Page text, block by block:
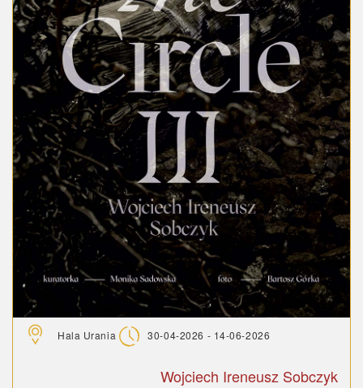
Hala Urania 30-04-2026 - 14-06-2026
Wojciech Ireneusz Sobczyk